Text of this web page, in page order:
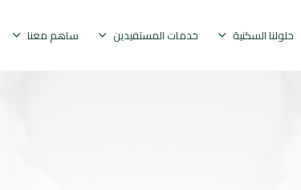
حلولنا السكنية خدمات المستفيدين ساهم معنا